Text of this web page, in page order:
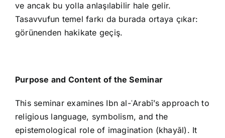
ve ancak bu yolla anlaşılabilir hale gelir.
Tasavvufun temel farkı da burada ortaya çıkar:
görünenden hakikate geçiş.
Purpose and Content of the Seminar
This seminar examines Ibn al-ʿArabī’s approach to
religious language, symbolism, and the
epistemological role of imagination (khayāl). It